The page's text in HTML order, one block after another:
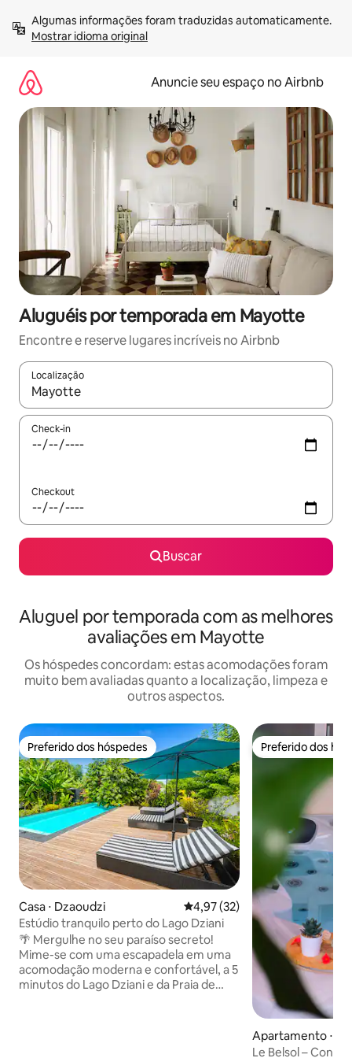
para
Mostrar idioma original
Anuncie seu espaço no Airbnb
Aluguéis por temporada em Mayotte
Encontre e reserve lugares incríveis no Airbnb
Localização
Quando os resultados estiverem disponíveis, explore-os
Check-in
Checkout
Buscar
Aluguel por temporada com as melhores
avaliações em Mayotte
Os hóspedes concordam: estas acomodações foram
muito bem avaliadas quanto a localização, limpeza e
outros aspectos.
Preferido dos hóspedes
Preferido dos hóspedes
Casa ⋅ Dzaoudzi 4,97 de uma avaliação média
4,97 (32)
Estúdio tranquilo perto do Lago Dziani
🌴 Mergulhe no seu paraíso secreto!
Mime-se com uma escapadela em uma
acomodação moderna e confortável, a 5
minutos do Lago Dziani e da Praia de
Preferido dos
Preferido dos
Apartamento ⋅
Le Belsol –